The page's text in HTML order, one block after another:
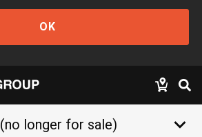
OK
(no longer for sale) keyboard_arrow_down